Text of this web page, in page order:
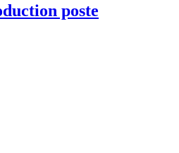
poste